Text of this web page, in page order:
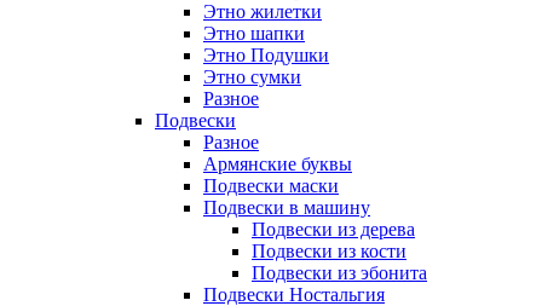
Этно жилетки
Этно шапки
Этно Подушки
Этно сумки
Разное
Подвески
Разное
Армянские буквы
Подвески маски
Подвески в машину
Подвески из дерева
Подвески из кости
Подвески из эбонита
Подвески Ностальгия